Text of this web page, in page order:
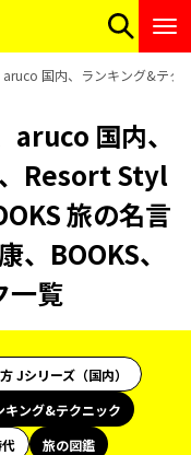
国内、ランキング&テク
国内、
Resort Styl
旅の名言
、BOOKS、
一覧
Jシリーズ（国内）
キング&テクニック
旅の図鑑